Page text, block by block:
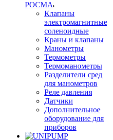
РОСМА
Клапаны
электромагнитные
соленоидные
Краны и клапаны
Манометры
Термометры
Термоманометры
Разделители сред
для манометров
Реле давления
Датчики
Дополнительное
оборудование для
приборов